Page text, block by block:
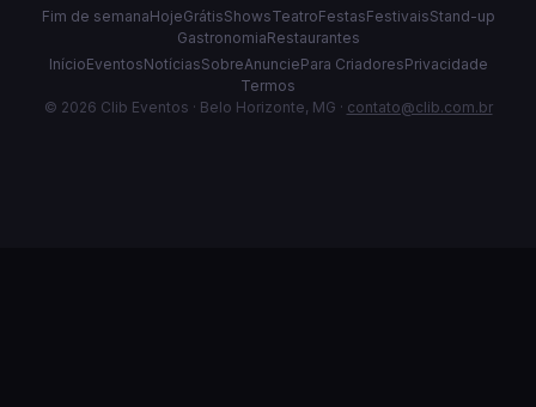
Fim de semanaHojeGrátisShowsTeatroFestasFestivaisStand-up
GastronomiaRestaurantes
InícioEventosNotíciasSobreAnunciePara CriadoresPrivacidade
Termos
© 2026 Clib Eventos · Belo Horizonte, MG · contato@clib.com.br